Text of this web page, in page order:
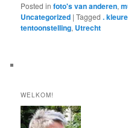
Posted in foto's van anderen,
Uncategorized |Tagged .
tentoonstelling, Utrecht
WELKOM!